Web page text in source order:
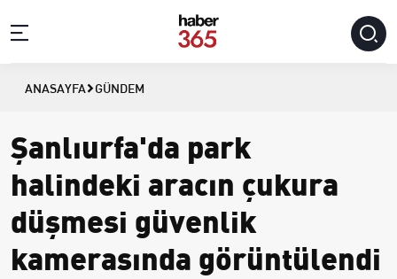
ANASAYFA GÜNDEM
Şanlıurfa'da park
halindeki aracın çukura
düşmesi güvenlik
kamerasında görüntülendi